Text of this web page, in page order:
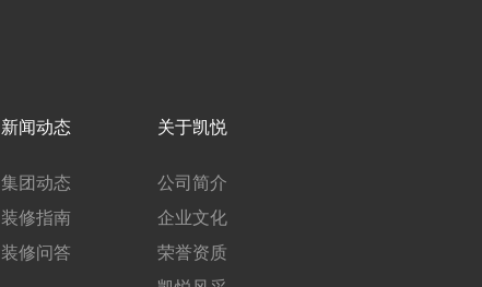
新闻动态
集团动态
装修指南
装修问答
关于凯悦
公司简介
企业文化
荣誉资质